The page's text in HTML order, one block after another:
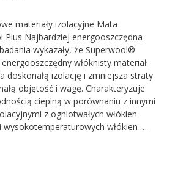
materiały izolacyjne Mata
Plus Najbardziej energooszczędna
wykazały, że Superwool®
włóknisty materiał
doskonałą izolację i zmniejsza straty
objętość i wagę. Charakteryzuje
cieplną w porównaniu z innymi
z ogniotwałych włókien
wysokotemperaturowych włókien …